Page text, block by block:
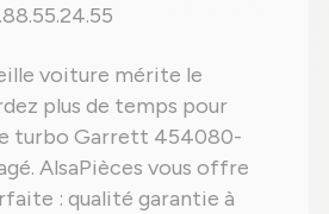
voiture mérite le
plus de temps pour
turbo Garrett 454080-
AlsaPièces vous offre
: qualité garantie à